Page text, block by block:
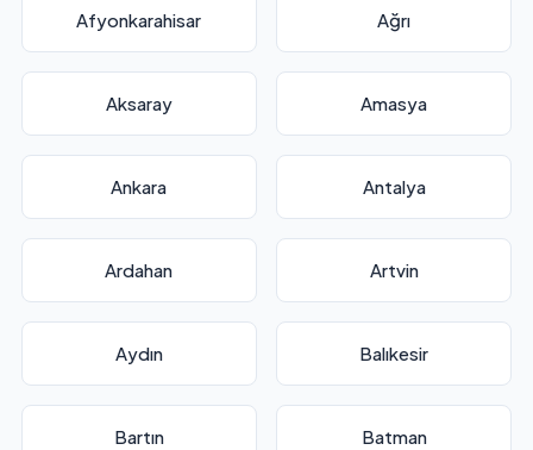
Afyonkarahisar Ağrı
Aksaray Amasya
Ankara Antalya
Ardahan Artvin
Aydın Balıkesir
Bartın Batman